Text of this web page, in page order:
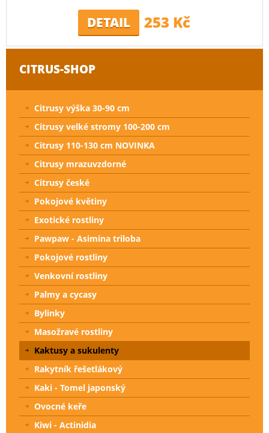
DETAIL 253 Kč
CITRUS-SHOP
Citrusy výška 30-90 cm
Citrusy velké stromy 100-200 cm
Citrusy 110-130 cm NOVINKA
Citrusy mrazuvzdorné
Citrusy české
Pokojové květiny
Exotické rostliny
Pawpaw - Asimina triloba
Pokojové rostliny
Venkovní rostliny
Palmy a cycasy
Bylinky
Masožravé rostliny
Kaktusy a sukulenty
Rakytník řešetlákový
Kaki - Tomel japonský
Ovocné keře
Kiwi - Actinidia